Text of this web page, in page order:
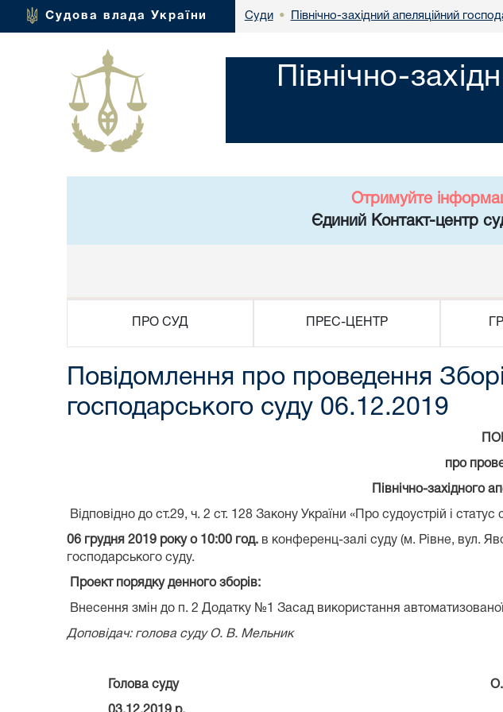
Судова влада України Суди • Північно-західний апеляційний
Північно-
Отримуйте
Єдиний Контакт-центр
ПРО СУД ПРЕС-ЦЕНТР
Повідомлення про проведення
господарського суду 06.12.2019
про
Північно-західного
Відповідно до ст.29, ч. 2 ст. 128 Закону України «Про судоустрій і статус
06 грудня 2019 року о 10:00 год. в конференц-залі суду (м. Рівне, вул.
господарського суду.
Проект порядку денного зборів:
Внесення змін до п. 2 Додатку №1 Засад використання
Доповідач: голова суду О. В. Мельник
Голова суду О.В.